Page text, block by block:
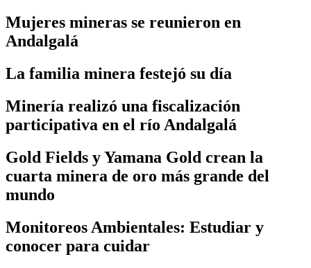
Mujeres mineras se reunieron en
Andalgalá
La familia minera festejó su día
Minería realizó una fiscalización
participativa en el río Andalgalá
Gold Fields y Yamana Gold crean la
cuarta minera de oro más grande del
mundo
Monitoreos Ambientales: Estudiar y
conocer para cuidar